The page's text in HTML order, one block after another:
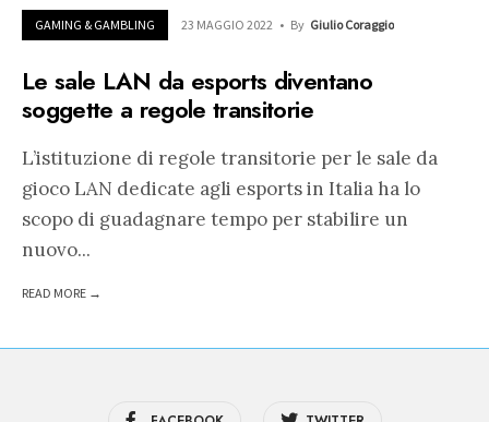
GAMING & GAMBLING 23 MAGGIO 2022 • By Giulio Coraggio
Le sale LAN da esports diventano
soggette a regole transitorie
L’istituzione di regole transitorie per le sale da
gioco LAN dedicate agli esports in Italia ha lo
scopo di guadagnare tempo per stabilire un
nuovo...
READ MORE →